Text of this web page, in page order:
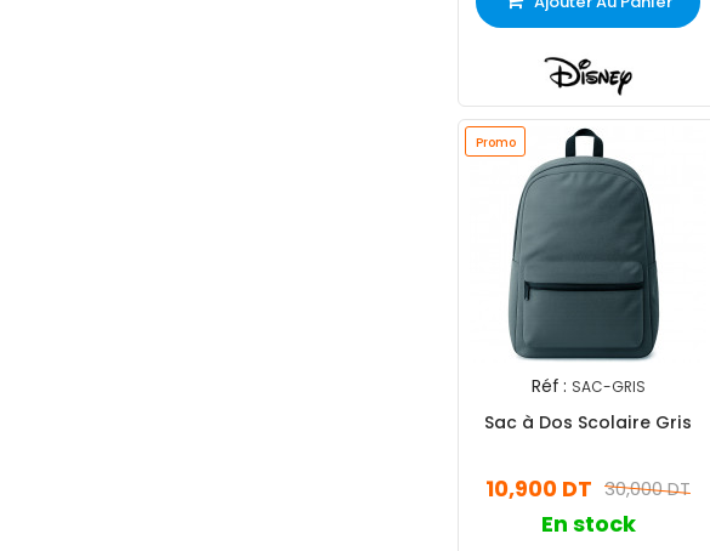
Promo
Réf : SAC-GRIS
Sac à Dos Scolaire Gris
30,000 DT
10,900 DT
En stock